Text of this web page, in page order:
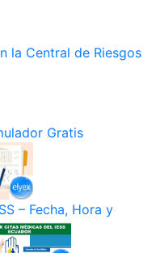
la Central de Riesgos
Gratis
– Fecha, Hora y